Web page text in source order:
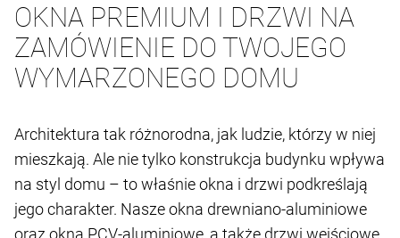
OKNA PREMIUM I DRZWI NA
ZAMÓWIENIE DO TWOJEGO
WYMARZONEGO DOMU
Architektura tak różnorodna, jak ludzie, którzy w niej
mieszkają. Ale nie tylko konstrukcja budynku wpływa
na styl domu – to właśnie okna i drzwi podkreślają
jego charakter. Nasze okna drewniano-aluminiowe
oraz okna PCV-aluminiowe, a także drzwi wejściowe